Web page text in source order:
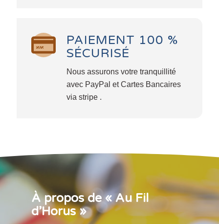
PAIEMENT 100 %
SÉCURISÉ
Nous assurons votre tranquillité
avec PayPal et Cartes Bancaires
via stripe .
À propos de « Au Fil
d’Horus »